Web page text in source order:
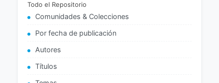
Todo el Repositorio
Comunidades & Colecciones
Por fecha de publicación
Autores
Títulos